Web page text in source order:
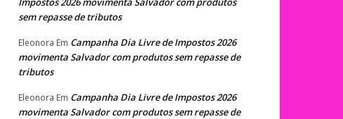
sem repasse de tributos
Eleonora Em Campanha Dia Livre de Impostos 2026
movimenta Salvador com produtos sem repasse de
tributos
Eleonora Em Campanha Dia Livre de Impostos 2026
movimenta Salvador com produtos sem repasse de